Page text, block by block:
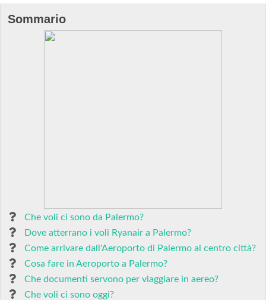
Sommario
Che voli ci sono da Palermo?
Dove atterrano i voli Ryanair a Palermo?
Come arrivare dall'Aeroporto di Palermo al centro città?
Cosa fare in Aeroporto a Palermo?
Che documenti servono per viaggiare in aereo?
Che voli ci sono oggi?